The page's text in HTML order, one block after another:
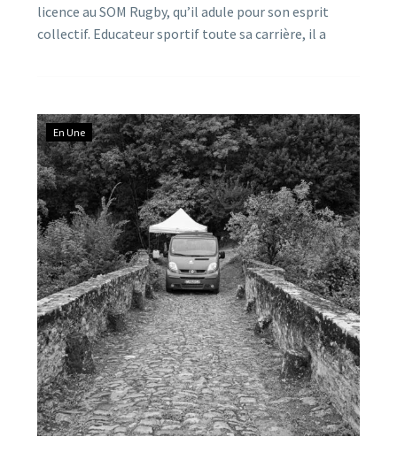
licence au SOM Rugby, qu’il adule pour son esprit
collectif. Educateur sportif toute sa carrière, il a
des Associations, et la sortie de son livre, « Millau
l’inspirante ».
En Une